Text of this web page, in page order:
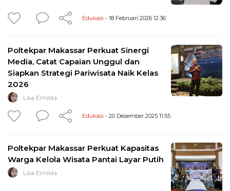
Edukasi - 18 Februari 2026 12:36
Poltekpar Makassar Perkuat Sinergi
Media, Catat Capaian Unggul dan
Siapkan Strategi Pariwisata Naik Kelas
2026
Lisa Emilda
Edukasi - 20 Desember 2025 11:55
Poltekpar Makassar Perkuat Kapasitas
Warga Kelola Wisata Pantai Layar Putih
Lisa Emilda